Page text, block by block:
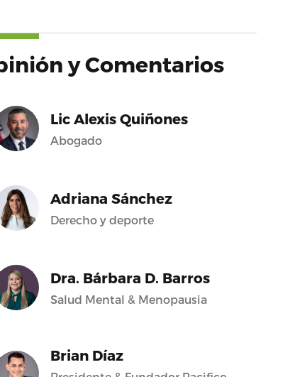
y Comentarios
Lic Alexis Quiñones
Abogado
Adriana Sánchez
Derecho y deporte
Dra. Bárbara D. Barros
Salud Mental & Menopausia
Brian Díaz